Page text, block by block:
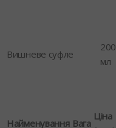
Вишневе суфле
200
мл
Найменування Вага
Ціна